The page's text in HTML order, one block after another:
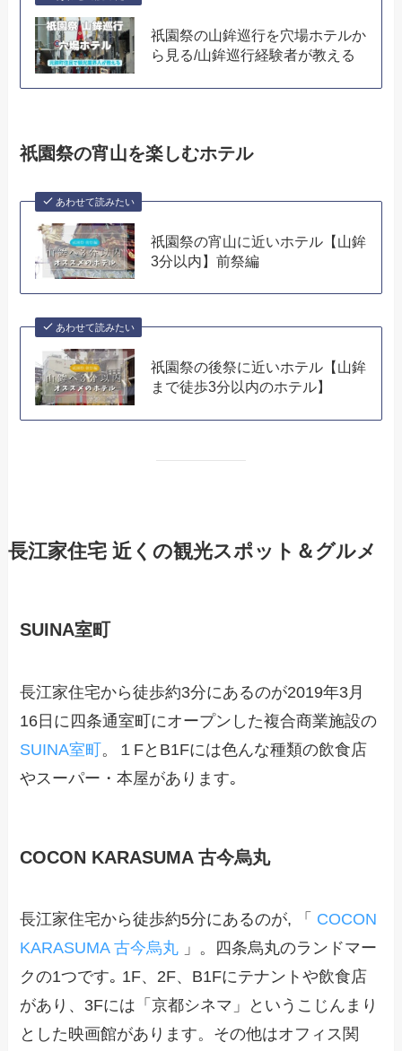
祇園祭の山鉾巡行を穴場ホテルか
ら見る/山鉾巡行経験者が教える
祇園祭の宵山を楽しむホテル
あわせて読みたい
祇園祭の宵山に近いホテル【山鉾
3分以内】前祭編
あわせて読みたい
祇園祭の後祭に近いホテル【山鉾
まで徒歩3分以内のホテル】
長江家住宅 近くの観光スポット＆グルメ
SUINA室町
長江家住宅から徒歩約3分にあるのが2019年3月
16日に四条通室町にオープンした複合商業施設の
SUINA室町。１FとB1Fには色んな種類の飲食店
やスーパー・本屋があります｡
COCON KARASUMA 古今烏丸
長江家住宅から徒歩約5分にあるのが, 「 COCON
KARASUMA 古今烏丸 」。四条烏丸のランドマー
クの1つです｡ 1F、2F、B1Fにテナントや飲食店
があり、3Fには「京都シネマ」というこじんまり
とした映画館があります。その他はオフィス関